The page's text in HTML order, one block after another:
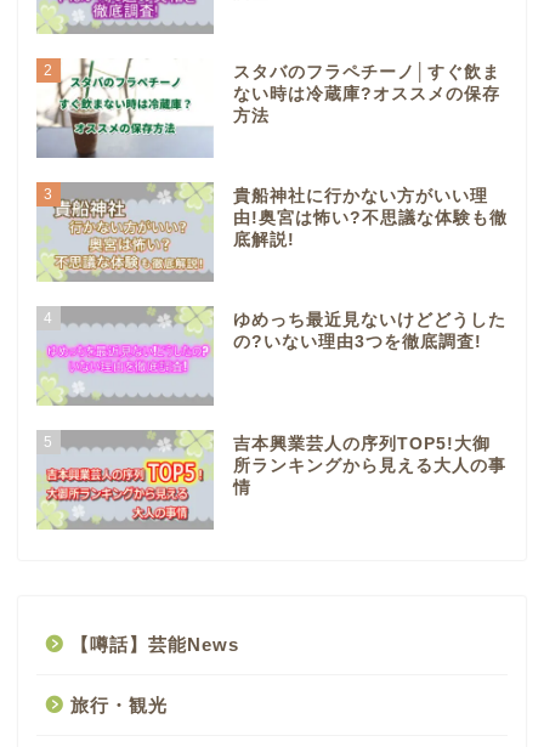
2
スタバのフラペチーノ│すぐ飲ま
ない時は冷蔵庫?オススメの保存
方法
3
貴船神社に行かない方がいい理
由!奥宮は怖い?不思議な体験も徹
底解説!
4
ゆめっち最近見ないけどどうした
の?いない理由3つを徹底調査!
5
吉本興業芸人の序列TOP5!大御
所ランキングから見える大人の事
情
【噂話】芸能News
旅行・観光